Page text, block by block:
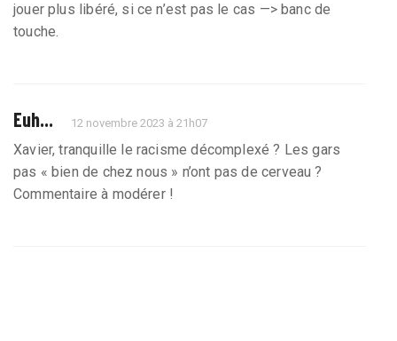
jouer plus libéré, si ce n’est pas le cas —> banc de
touche.
Euh... 12 novembre 2023 à 21h07
Xavier, tranquille le racisme décomplexé ? Les gars
pas « bien de chez nous » n’ont pas de cerveau ?
Commentaire à modérer !